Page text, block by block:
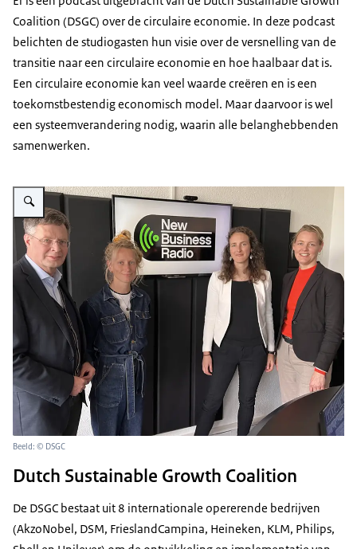
Coalition (DSGC) over de circulaire economie. In deze podcast
belichten de studiogasten hun visie over de versnelling van de
transitie naar een circulaire economie en hoe haalbaar dat is.
Een circulaire economie kan veel waarde creëren en is een
toekomstbestendig economisch model. Maar daarvoor is wel
een systeemverandering nodig, waarin alle belanghebbenden
samenwerken.
Vergroot afbeelding Studiogasten bij de podcast van DSGC
Beeld: © DSGC
Dutch Sustainable Growth Coalition
De DSGC bestaat uit 8 internationale opererende bedrijven
(AkzoNobel, DSM, FrieslandCampina, Heineken, KLM, Philips,